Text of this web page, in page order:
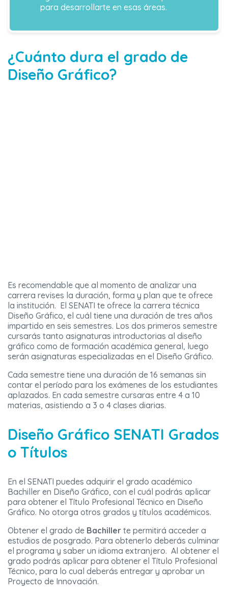
para desarrollarte en esas áreas.
¿Cuánto dura el grado de
Diseño Gráfico?
Es recomendable que al momento de analizar una
carrera revises la duración, forma y plan que te ofrece
la institución. El SENATI te ofrece la carrera técnica
Diseño Gráfico, el cuál tiene una duración de tres años
impartido en seis semestres. Los dos primeros semestre
cursarás tanto asignaturas introductorias al diseño
gráfico como de formación académica general, luego
serán asignaturas especializadas en el Diseño Gráfico.
Cada semestre tiene una duración de 16 semanas sin
contar el período para los exámenes de los estudiantes
aplazados. En cada semestre cursaras entre 4 a 10
materias, asistiendo a 3 o 4 clases diarias.
Diseño Gráfico SENATI Grados
o Títulos
En el SENATI puedes adquirir el grado académico
Bachiller en Diseño Gráfico, con el cuál podrás aplicar
para obtener el Título Profesional Técnico en Diseño
Gráfico. No otorga otros grados y títulos académicos.
Obtener el grado de Bachiller te permitirá acceder a
estudios de posgrado. Para obtenerlo deberás culminar
el programa y saber un idioma extranjero. Al obtener el
grado podrás aplicar para obtener el Título Profesional
Técnico, para lo cual deberás entregar y aprobar un
Proyecto de Innovación.